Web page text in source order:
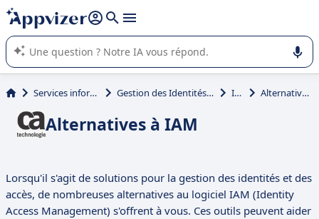
répondre (plusieurs lignes avec
L'IA de Appvizer vous guide dans l'utilisation ou la sélection de
logiciel SaaS en entreprise.
Services informatiques Gestion des Identités et des Accès IAM Alternatives à IAM
Alternatives à IAM
Lorsqu'il s'agit de solutions pour la gestion des identités et des
accès, de nombreuses alternatives au logiciel IAM (Identity
Access Management) s'offrent à vous. Ces outils peuvent aider